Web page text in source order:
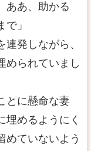
ああ、助かる
」
発しながら、
められていまし
とに懸命な妻
埋めるようにく
めていないよう